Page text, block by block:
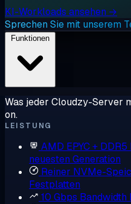
KI-Workloads ansehen →
Sprechen Sie mit unserem
Was jeder Cloudzy-Server
on.
LEISTUNG
AMD EPYC + DDR5
neuesten Generation
Reiner NVMe-
Festplatten
10 Gbps Bandwidth